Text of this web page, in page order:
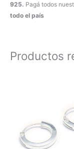
925. Pagá todos
todo el país
Productos